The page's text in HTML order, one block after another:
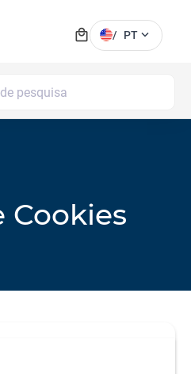
local_mall / PT expand_more
Cookies